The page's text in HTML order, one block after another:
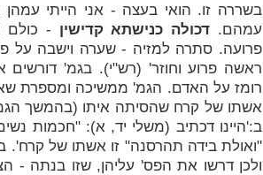
בשררה זו. הואי בעצה - אני הייתי
עמהם. דכולה כנישתא קדישין - כולם
פרועה. סתרה למזיה - שערה וישבה על
ראשה פרוע וחוזר' (רש"י). בגמ'
רומז על האדם. הגמ' ממשיכה ומספרת
אשתו של קרח שהסיתה איתו (בהמשך
ב:'היינו דכתיב (משלי יד, א): "חכמות
"ואולת בידה תהרסנה" זו אשתו של קרח'.
ולכן דרשו את הפס' עליהן, שזו בנתה -